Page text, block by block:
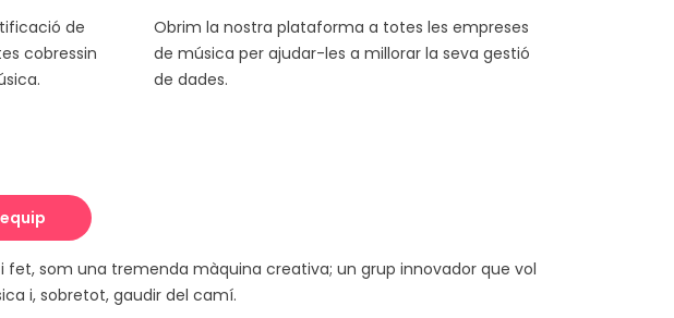
de
cobressin
Obrim la nostra plataforma a totes les empreses
de música per ajudar-les a millorar la seva gestió
de dades.
som una tremenda màquina creativa; un grup innovador que vol
i, sobretot, gaudir del camí.